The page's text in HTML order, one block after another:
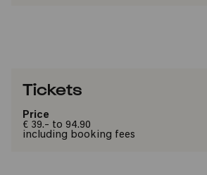
Tickets
Price
€ 39.- to 94.90
including booking fees